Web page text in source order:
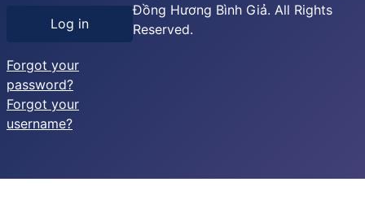
Log in
Forgot your
password?
Forgot your
username?
Đồng Hương Bình Giả. All Rights
Reserved.